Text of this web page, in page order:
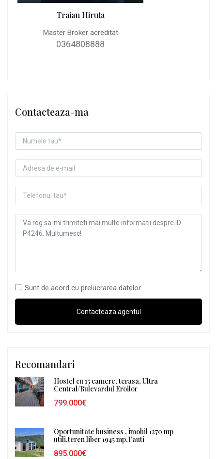
Traian Hiruta
Master Broker acreditat
0364808888
Contacteaza-ma
Sunt de acord cu prelucrarea datelor
Recomandari
Hostel cu 15 camere, terasa, Ultra
Central/Bulevardul Eroilor
799.000€
Oportunitate business , imobil 1270 mp
utili,teren liber 1945 mp,Tauti
895.000€